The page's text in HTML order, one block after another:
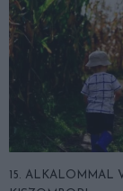
15. ALKALOMMAL